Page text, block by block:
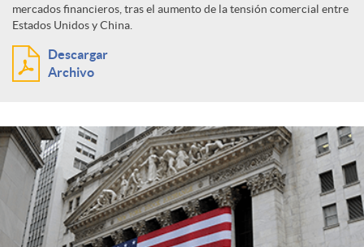
mercados financieros, tras el aumento de la tensión comercial entre
Estados Unidos y China.
Descargar
Archivo